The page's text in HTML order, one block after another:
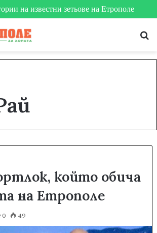
на известни зетьове на Етрополе
който обича
на Етрополе
0 49